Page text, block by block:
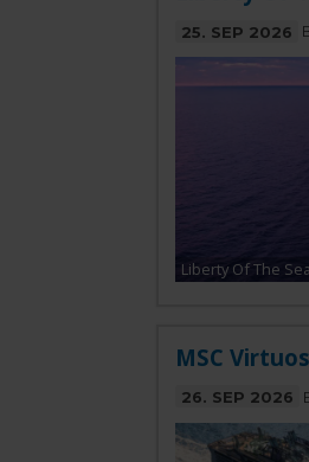
25. SEP 2026
Liberty Of The
MSC
26. SEP 2026